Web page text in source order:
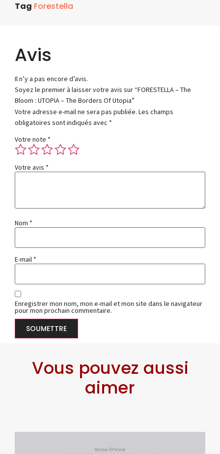
Tag Forestella
Avis
Il n’y a pas encore d’avis.
Soyez le premier à laisser votre avis sur “FORESTELLA – The
Bloom : UTOPIA – The Borders Of Utopia”
Votre adresse e-mail ne sera pas publiée. Les champs
obligatoires sont indiqués avec *
Votre note *
Votre avis *
Nom *
E-mail *
Enregistrer mon nom, mon e-mail et mon site dans le navigateur
pour mon prochain commentaire.
Vous pouvez aussi
aimer